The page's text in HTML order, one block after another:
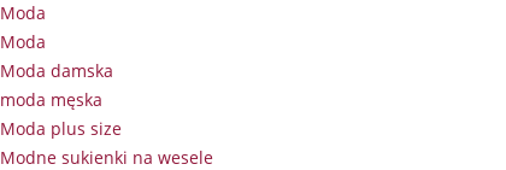
Moda
Moda
Moda damska
moda męska
Moda plus size
Modne sukienki na wesele